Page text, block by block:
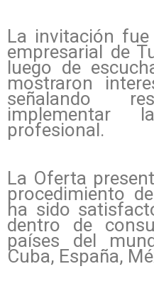
La invitación
empresarial de
luego de
mostraron
señalando
implementar
profesional.
La Oferta
procedimiento
ha sido
dentro de
países del
Cuba, España,